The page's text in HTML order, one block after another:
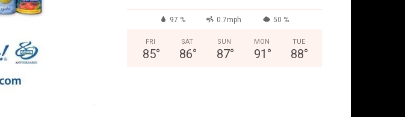
97 % 0.7mph 50 %
FRI
85°
SAT
86°
SUN
87°
MON
91 °
TUE
88°